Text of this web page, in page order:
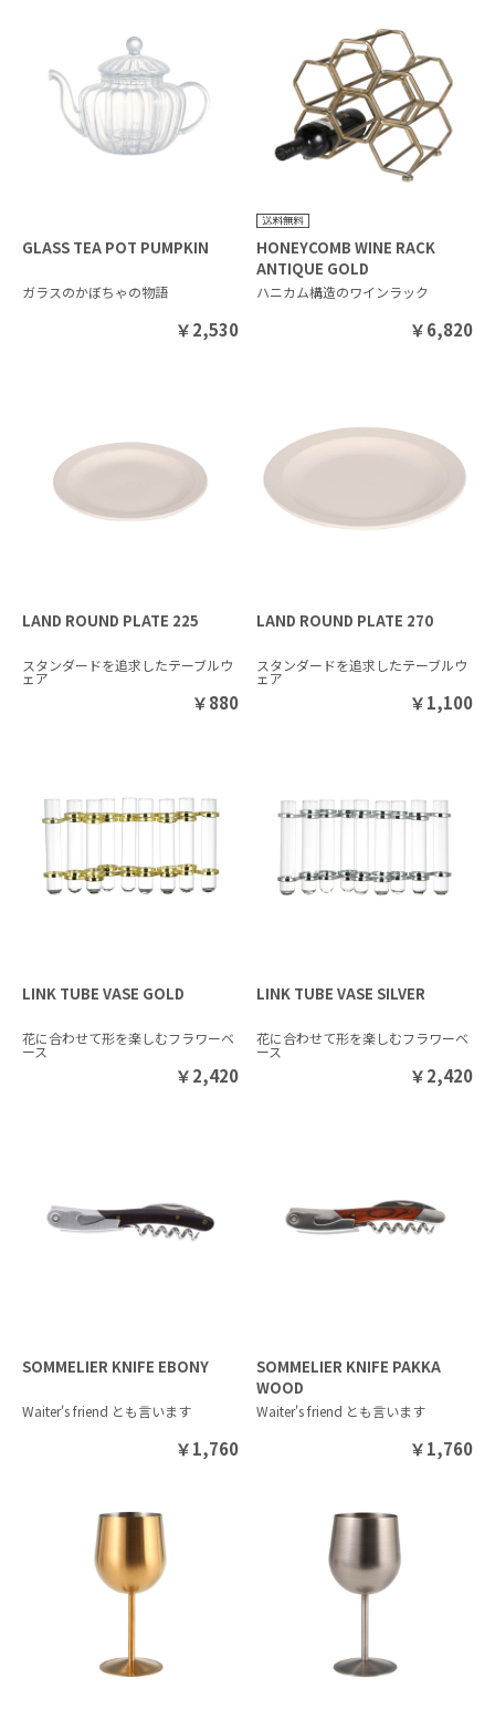
GLASS TEA POT PUMPKIN
ガラスのかぼちゃの物語
￥2,530
HONEYCOMB WINE RACK
ANTIQUE GOLD
ハニカム構造のワインラック
￥6,820
LAND ROUND PLATE 225
スタンダードを追求したテーブルウ
ェア
￥880
LAND ROUND PLATE 270
スタンダードを追求したテーブルウ
ェア
￥1,100
LINK TUBE VASE GOLD
花に合わせて形を楽しむフラワーベ
ース
￥2,420
LINK TUBE VASE SILVER
花に合わせて形を楽しむフラワーベ
ース
￥2,420
SOMMELIER KNIFE EBONY
Waiter's friend とも言います
￥1,760
SOMMELIER KNIFE PAKKA
WOOD
Waiter's friend とも言います
￥1,760